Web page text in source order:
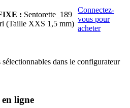
: Sentorette_189
(Taille XXS 1,5 mm)
Connectez-
vous pour
acheter
sélectionnables dans le configurateur
ligne